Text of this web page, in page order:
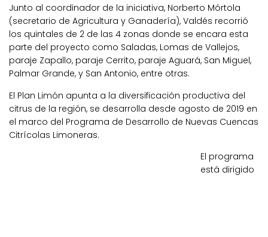
Junto al coordinador de la iniciativa, Norberto Mórtola
(secretario de Agricultura y Ganadería), Valdés recorrió
los quintales de 2 de las 4 zonas donde se encara esta
parte del proyecto como Saladas, Lomas de Vallejos,
paraje Zapallo, paraje Cerrito, paraje Aguará, San Miguel,
Palmar Grande, y San Antonio, entre otras.
El Plan Limón apunta a la diversificación productiva del
citrus de la región, se desarrolla desde agosto de 2019 en
el marco del Programa de Desarrollo de Nuevas Cuencas
Citrícolas Limoneras.
El programa
está dirigido